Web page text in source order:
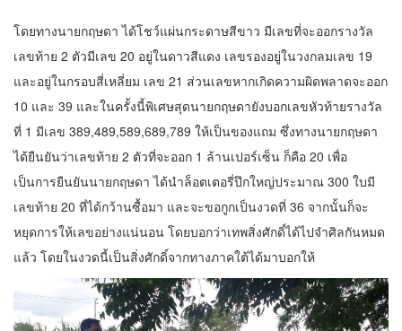
โดยทางนายกฤษดา ได้โชว์แผ่นกระดาษสีขาว มีเลขที่จะออกรางวัล
เลขท้าย 2 ตัวมีเลข 20 อยู่ในดาวสีแดง เลขรองอยู่ในวงกลมเลข 19
และอยู่ในกรอบสี่เหลี่ยม เลข 21 ส่วนเลขหากเกิดความผิดพลาดจะออก
10 และ 39 และในครั้งนี้พิเศษสุดนายกฤษดายังบอกเลขหัวท้ายรางวัล
ที่ 1 มีเลข 389,489,589,689,789 ให้เป็นของแถม ซึ่งทางนายกฤษดา
ได้ยืนยันว่าเลขท้าย 2 ตัวที่จะออก 1 ล้านเปอร์เซ็น ก็คือ 20 เพื่อ
เป็นการยืนยันนายกฤษดา ได้นำล็อตเตอรี่ปึกใหญ่ประมาณ 300 ใบมี
เลขท้าย 20 ที่ได้กว้านซื้อมา และจะขอกูกเป็นงวดที่ 36 จากนั้นก็จะ
หยุดการให้เลขอย่างแน่นอน โดยบอกว่าเทพสิ่งศักดิ์ได้ไปจำศิลกันหมด
แล้ว โดยในงวดนี้เป็นสิ่งศักดิ์จากทางภาคใต้ได้มาบอกให้